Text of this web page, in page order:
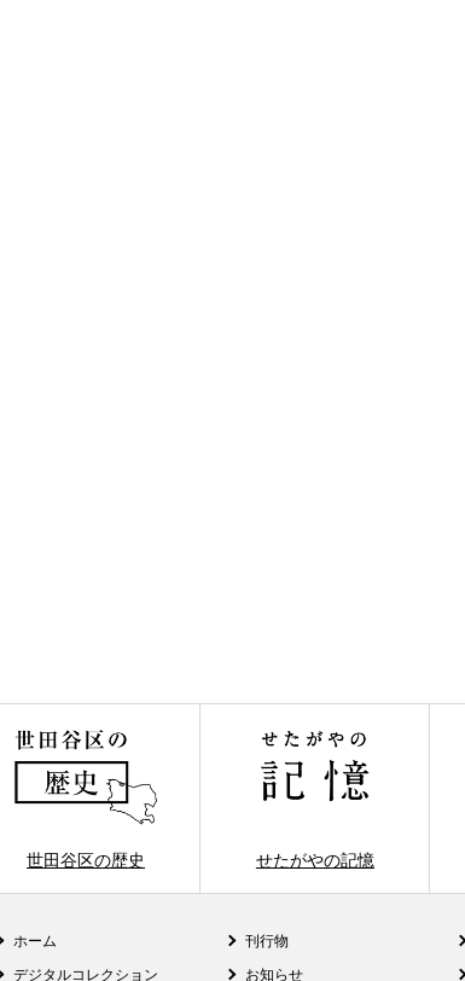
世田谷区の歴史 せたがやの記憶
ホーム
デジタルコレクション
刊行物
お知らせ